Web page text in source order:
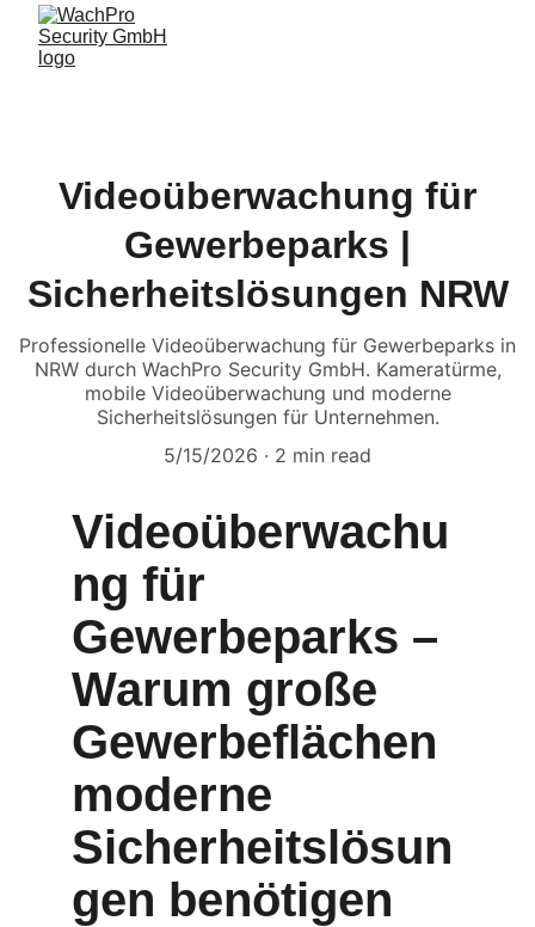
Videoüberwachung für
Gewerbeparks |
Sicherheitslösungen NRW
Professionelle Videoüberwachung für Gewerbeparks in
NRW durch WachPro Security GmbH. Kameratürme,
mobile Videoüberwachung und moderne
Sicherheitslösungen für Unternehmen.
5/15/2026
2 min read
Videoüberwachu
ng für
Gewerbeparks –
Warum große
Gewerbeflächen
moderne
Sicherheitslösun
gen benötigen